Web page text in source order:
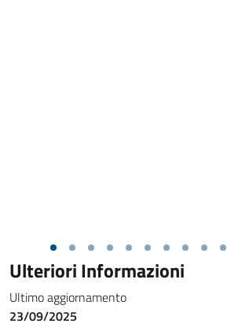
Ulteriori Informazioni
Ultimo aggiornamento
23/09/2025